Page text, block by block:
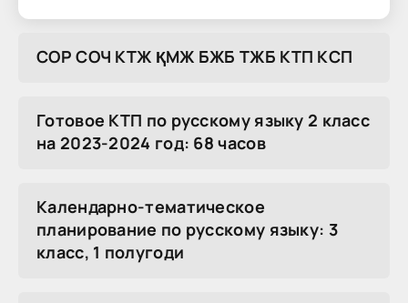
COP COЧ KTЖ ҚMЖ БЖБ TЖБ KTП KCП
Готовое КТП по русскому языку 2 класс
на 2023-2024 год: 68 часов
Календарно-тематическое
планирование по русскому языку: 3
класс, 1 полугоди